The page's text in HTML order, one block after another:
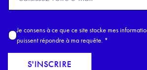
o
E
m
a
A
c
c
Je consens à ce que ce site stocke mes
puissent répondre à ma requête. *
S'INSCRIRE